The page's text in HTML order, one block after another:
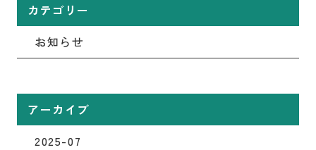
カテゴリー
お知らせ
アーカイブ
2025-07